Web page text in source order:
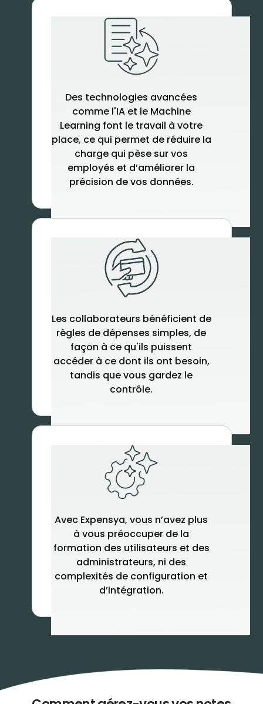
Des technologies avancées
comme l'IA et le Machine
Learning font le travail à votre
place, ce qui permet de réduire la
charge qui pèse sur vos
employés et d’améliorer la
précision de vos données.
Les collaborateurs bénéficient de
règles de dépenses simples, de
façon à ce qu'ils puissent
accéder à ce dont ils ont besoin,
tandis que vous gardez le
contrôle.
Avec Expensya, vous n’avez plus
à vous préoccuper de la
formation des utilisateurs et des
administrateurs, ni des
complexités de configuration et
d’intégration.